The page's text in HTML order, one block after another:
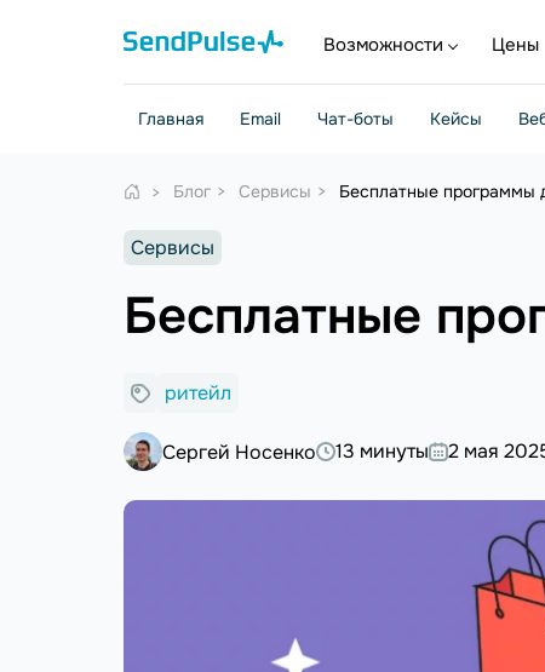
Возможности Цены
Главная Email Чат-боты Кейсы
Блог Сервисы Бесплатные программы
Сервисы
Бесплатные
ритейл
Сергей Носенко 13 минуты 2 мая